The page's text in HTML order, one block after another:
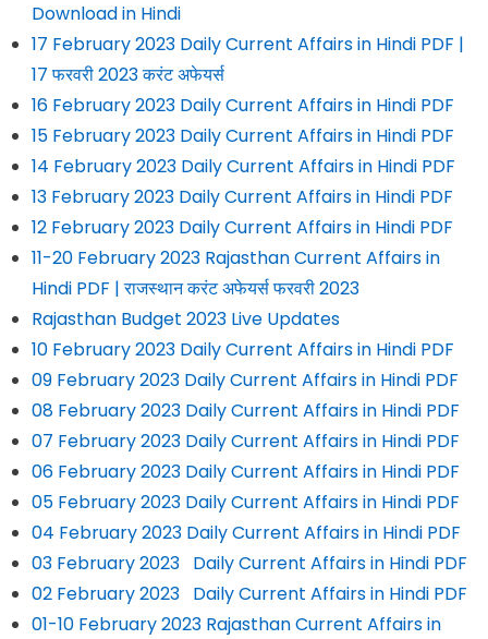
Download in Hindi
17 February 2023 Daily Current Affairs in Hindi PDF |
17 फरवरी 2023 करंट अफेयर्स
16 February 2023 Daily Current Affairs in Hindi PDF
15 February 2023 Daily Current Affairs in Hindi PDF
14 February 2023 Daily Current Affairs in Hindi PDF
13 February 2023 Daily Current Affairs in Hindi PDF
12 February 2023 Daily Current Affairs in Hindi PDF
11-20 February 2023 Rajasthan Current Affairs in
Hindi PDF | राजस्थान करंट अफेयर्स फरवरी 2023
Rajasthan Budget 2023 Live Updates
10 February 2023 Daily Current Affairs in Hindi PDF
09 February 2023 Daily Current Affairs in Hindi PDF
08 February 2023 Daily Current Affairs in Hindi PDF
07 February 2023 Daily Current Affairs in Hindi PDF
06 February 2023 Daily Current Affairs in Hindi PDF
05 February 2023 Daily Current Affairs in Hindi PDF
04 February 2023 Daily Current Affairs in Hindi PDF
03 February 2023 Daily Current Affairs in Hindi PDF
02 February 2023 Daily Current Affairs in Hindi PDF
01-10 February 2023 Rajasthan Current Affairs in